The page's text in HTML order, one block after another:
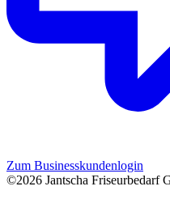
Zum Businesskundenlogin
©2026 Jantscha Friseurbedarf